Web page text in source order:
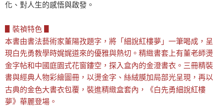
化、對人生的感悟與啟發。
▋裝禎特色 ▋
本書由書法藝術家董陽孜題字，將「細說紅樓夢」一筆喝成，呈
現白先勇教學時娓娓道來的優雅與熱切。精緻書套上有董老師燙
金字帖和中國庭園式花窗鏤空，探入盒內的金澄書衣。三冊精裝
書與經典人物彩繪圖冊，以燙金字、絲絨膜加局部光呈現，再以
古典的金色大書衣包覆，裝進精緻盒套內，《白先勇細說紅樓
夢》華麗登場。